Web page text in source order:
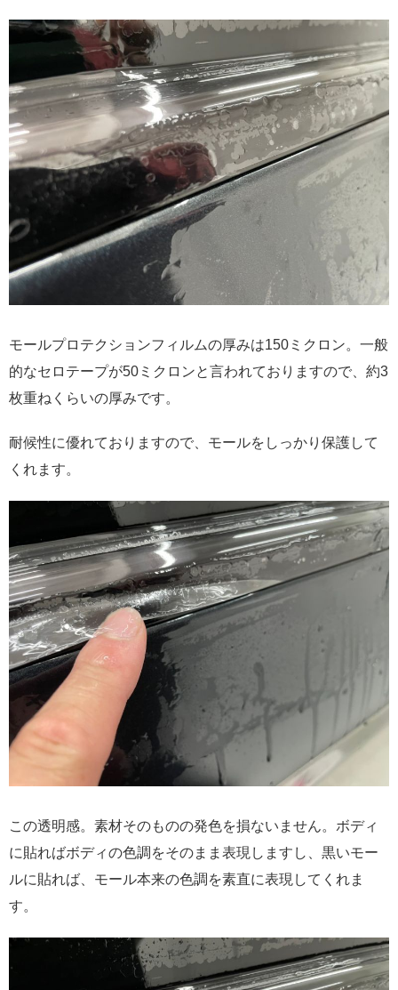
モールプロテクションフィルムの厚みは150ミクロン。一般
的なセロテープが50ミクロンと言われておりますので、約3
枚重ねくらいの厚みです。
耐候性に優れておりますので、モールをしっかり保護して
くれます。
この透明感。素材そのものの発色を損ないません。ボディ
に貼ればボディの色調をそのまま表現しますし、黒いモー
ルに貼れば、モール本来の色調を素直に表現してくれま
す。